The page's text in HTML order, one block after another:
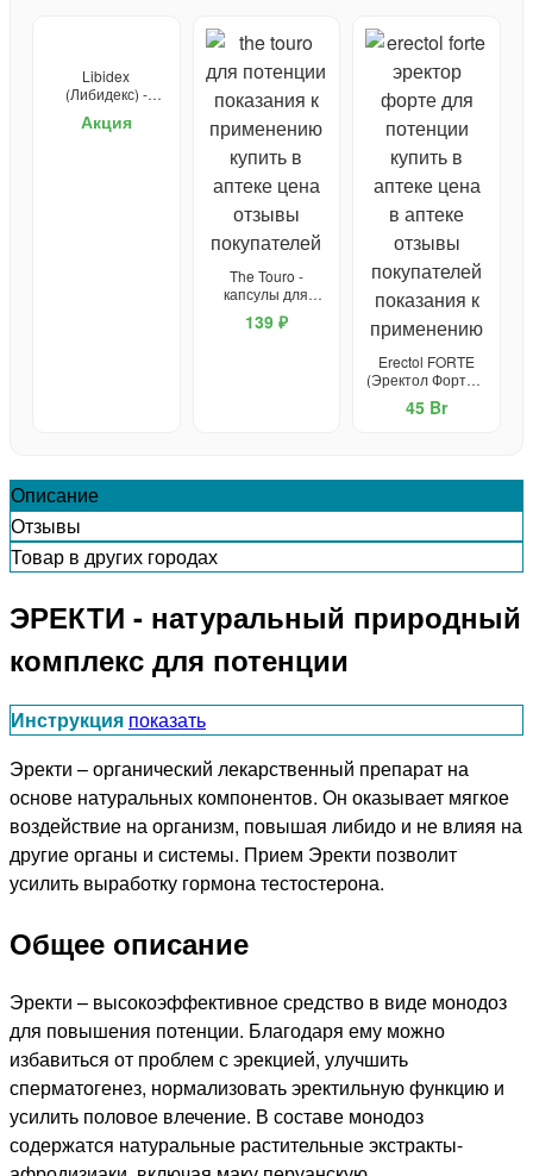
Libidex
(Либидекс) -
простатита и для
Акция
The Touro -
капсулы для
потенции
139 ₽
Erectol FORTE
(Эректол Форте) -
средство для
потенции
45 Br
Описание
Отзывы
Товар в других городах
ЭРЕКТИ - натуральный природный
комплекс для потенции
Инструкция показать
Эректи – органический лекарственный препарат на
основе натуральных компонентов. Он оказывает мягкое
воздействие на организм, повышая либидо и не влияя на
другие органы и системы. Прием Эректи позволит
усилить выработку гормона тестостерона.
Общее описание
Эректи – высокоэффективное средство в виде монодоз
для повышения потенции. Благодаря ему можно
избавиться от проблем с эрекцией, улучшить
сперматогенез, нормализовать эректильную функцию и
усилить половое влечение. В составе монодоз
содержатся натуральные растительные экстракты-